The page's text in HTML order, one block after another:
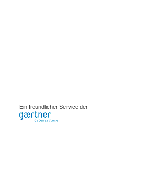
Ein freundlicher Service der